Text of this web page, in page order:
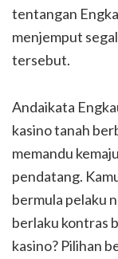
tentangan
menjemput
tersebut.
Andaikata
kasino tanah
memandu
pendatang.
bermula pelaku
berlaku kontras
kasino? Pilihan